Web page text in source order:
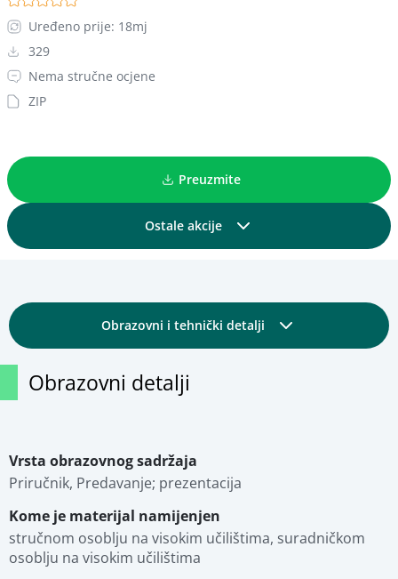
Uređeno prije: 18mj
329
Nema stručne ocjene
ZIP
Preuzmite
Ostale akcije
Dodajte u kolekciju
Dodajte u favorite
Obrazovni i tehnički detalji
Osnovni detalji
Stručna ocjena
Povezani materijali
Obrazovni detalji
Vrsta obrazovnog sadržaja
Priručnik, Predavanje; prezentacija
Kome je materijal namijenjen
stručnom osoblju na visokim učilištima, suradničkom
osoblju na visokim učilištima